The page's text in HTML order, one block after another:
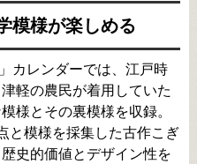
模様が楽しめる
カレンダーでは、江戸時
軽の農民が着用していた
様とその裏模様を収録。
と模様を採集した古作こぎ
史的価値とデザイン性を